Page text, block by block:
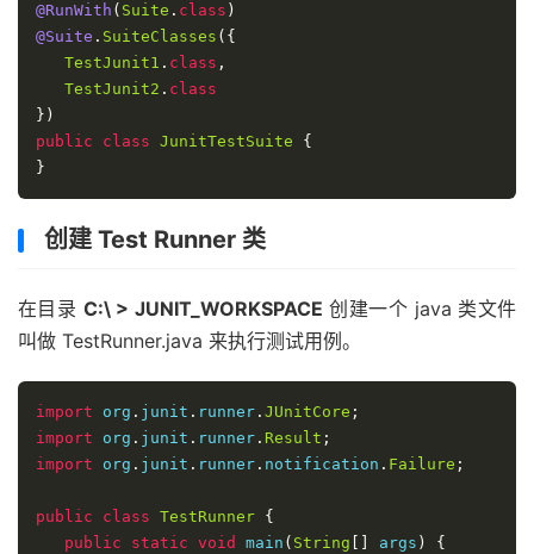
@RunWith ( Suite . class )
@Suite . SuiteClasses ({
TestJunit1 . class ,
TestJunit2 . class
})
public
class JunitTestSuite
{
}
创建 Test Runner 类
在目录 C:\ > JUNIT_WORKSPACE 创建一个 java 类文件
叫做 TestRunner.java 来执行测试用例。
import org . junit . runner . JUnitCore ;
import org . junit . runner . Result ;
import org . junit . runner . notification . Failure ;
public class TestRunner {
public
static void main ( String args )
{